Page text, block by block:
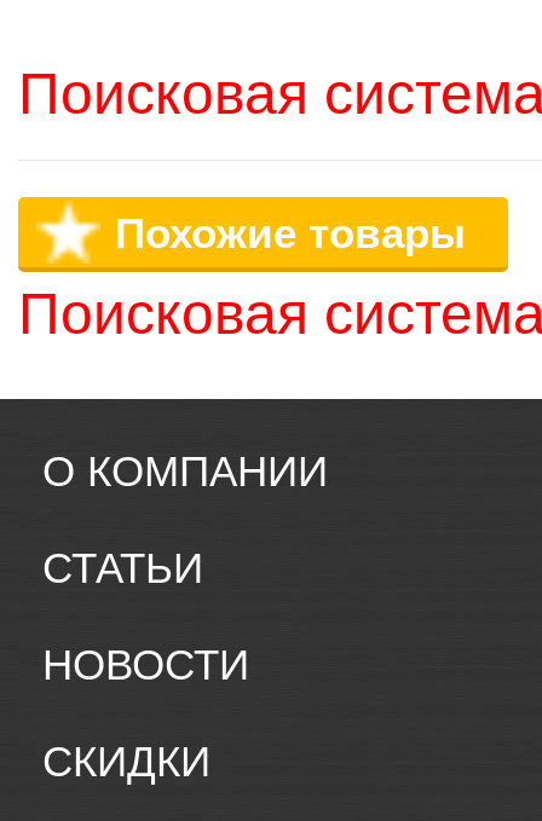
Поисковая
Похожие товары
Поисковая
О КОМПАНИИ
СТАТЬИ
НОВОСТИ
СКИДКИ